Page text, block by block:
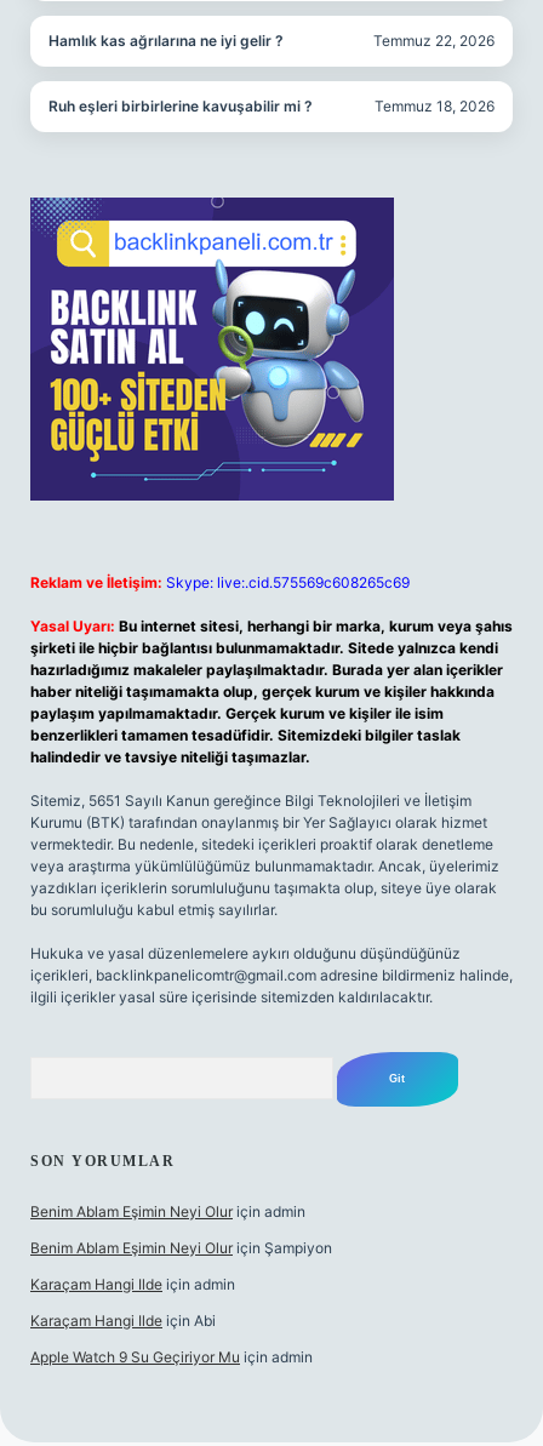
Hamlık kas ağrılarına ne iyi gelir ? Temmuz 22, 2026
Ruh eşleri birbirlerine kavuşabilir mi ? Temmuz 18, 2026
Reklam ve İletişim: Skype: live:.cid.575569c608265c69
Yasal Uyarı: Bu internet sitesi, herhangi bir marka, kurum veya şahıs
şirketi ile hiçbir bağlantısı bulunmamaktadır. Sitede yalnızca kendi
hazırladığımız makaleler paylaşılmaktadır. Burada yer alan içerikler
haber niteliği taşımamakta olup, gerçek kurum ve kişiler hakkında
paylaşım yapılmamaktadır. Gerçek kurum ve kişiler ile isim
benzerlikleri tamamen tesadüfidir. Sitemizdeki bilgiler taslak
halindedir ve tavsiye niteliği taşımazlar.
Sitemiz, 5651 Sayılı Kanun gereğince Bilgi Teknolojileri ve İletişim
Kurumu (BTK) tarafından onaylanmış bir Yer Sağlayıcı olarak hizmet
vermektedir. Bu nedenle, sitedeki içerikleri proaktif olarak denetleme
veya araştırma yükümlülüğümüz bulunmamaktadır. Ancak, üyelerimiz
yazdıkları içeriklerin sorumluluğunu taşımakta olup, siteye üye olarak
bu sorumluluğu kabul etmiş sayılırlar.
Hukuka ve yasal düzenlemelere aykırı olduğunu düşündüğünüz
içerikleri, backlinkpanelicomtr@gmail.com adresine bildirmeniz halinde,
ilgili içerikler yasal süre içerisinde sitemizden kaldırılacaktır.
SON YORUMLAR
Benim Ablam Eşimin Neyi Olur için admin
Benim Ablam Eşimin Neyi Olur için Şampiyon
Karaçam Hangi Ilde için admin
Karaçam Hangi Ilde için Abi
Apple Watch 9 Su Geçiriyor Mu için admin